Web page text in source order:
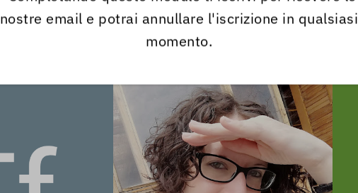
nostre email e potrai annullare l'iscrizione in qualsiasi
momento.